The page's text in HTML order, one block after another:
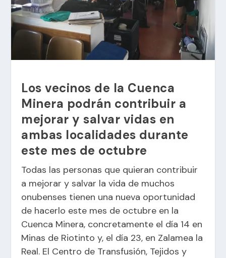
Los vecinos de la Cuenca
Minera podrán contribuir a
mejorar y salvar vidas en
ambas localidades durante
este mes de octubre
Todas las personas que quieran contribuir
a mejorar y salvar la vida de muchos
onubenses tienen una nueva oportunidad
de hacerlo este mes de octubre en la
Cuenca Minera, concretamente el día 14 en
Minas de Riotinto y, el día 23, en Zalamea la
Real. El Centro de Transfusión, Tejidos y